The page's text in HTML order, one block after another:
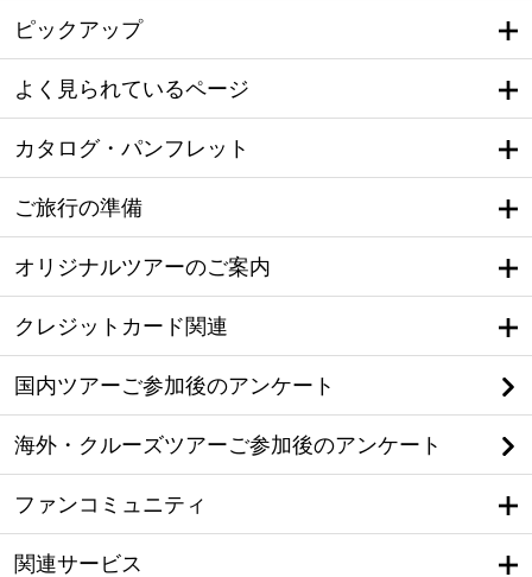
ピックアップ
よく見られているページ
カタログ・パンフレット
ご旅行の準備
オリジナルツアーのご案内
クレジットカード関連
国内ツアーご参加後のアンケート
海外・クルーズツアーご参加後のアンケート
ファンコミュニティ
関連サービス